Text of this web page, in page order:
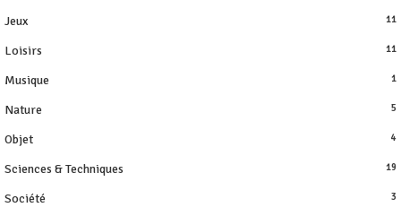
Jeux 11
Loisirs 11
Musique 1
Nature 5
Objet 4
Sciences & Techniques 19
Société 3